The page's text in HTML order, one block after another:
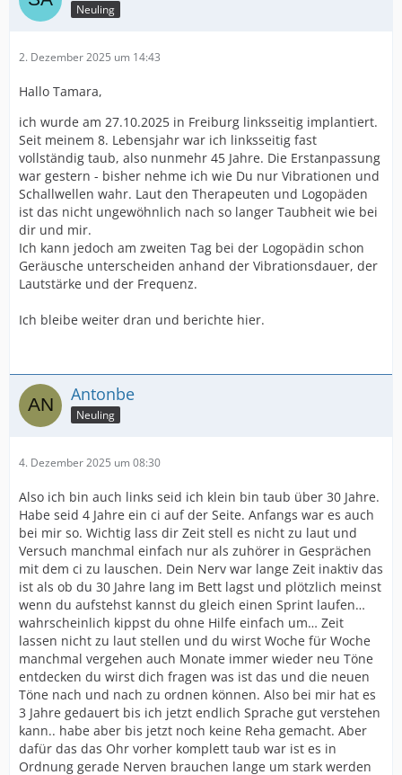
Neuling
2. Dezember 2025 um 14:43
Hallo Tamara,
ich wurde am 27.10.2025 in Freiburg linksseitig implantiert.
Seit meinem 8. Lebensjahr war ich linksseitig fast
vollständig taub, also nunmehr 45 Jahre. Die Erstanpassung
war gestern - bisher nehme ich wie Du nur Vibrationen und
Schallwellen wahr. Laut den Therapeuten und Logopäden
ist das nicht ungewöhnlich nach so langer Taubheit wie bei
dir und mir.
Ich kann jedoch am zweiten Tag bei der Logopädin schon
Geräusche unterscheiden anhand der Vibrationsdauer, der
Lautstärke und der Frequenz.
Ich bleibe weiter dran und berichte hier.
Antonbe
Neuling
4. Dezember 2025 um 08:30
Also ich bin auch links seid ich klein bin taub über 30 Jahre.
Habe seid 4 Jahre ein ci auf der Seite. Anfangs war es auch
bei mir so. Wichtig lass dir Zeit stell es nicht zu laut und
Versuch manchmal einfach nur als zuhörer in Gesprächen
mit dem ci zu lauschen. Dein Nerv war lange Zeit inaktiv das
ist als ob du 30 Jahre lang im Bett lagst und plötzlich meinst
wenn du aufstehst kannst du gleich einen Sprint laufen…
wahrscheinlich kippst du ohne Hilfe einfach um… Zeit
lassen nicht zu laut stellen und du wirst Woche für Woche
manchmal vergehen auch Monate immer wieder neu Töne
entdecken du wirst dich fragen was ist das und die neuen
Töne nach und nach zu ordnen können. Also bei mir hat es
3 Jahre gedauert bis ich jetzt endlich Sprache gut verstehen
kann.. habe aber bis jetzt noch keine Reha gemacht. Aber
dafür das das Ohr vorher komplett taub war ist es in
Ordnung gerade Nerven brauchen lange um stark werden